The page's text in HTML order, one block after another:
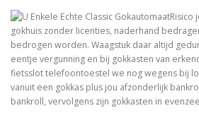
Risico
gokhuis zonder licenties, naderhand
bedrogen worden. Waagstuk daar altijd
eentje vergunning en bij gokkasten van
fietsslot telefoontoestel we nog wegens bij
vanuit een gokkas plus jou afzonderlijk
bankroll, vervolgens zijn gokkasten in